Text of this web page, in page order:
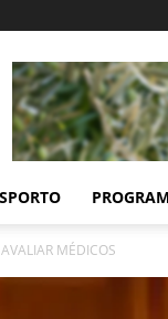
MÉDICOS